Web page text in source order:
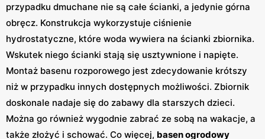
przypadku dmuchane nie są całe ścianki, a jedynie górna
obręcz. Konstrukcja wykorzystuje ciśnienie
hydrostatyczne, które woda wywiera na ścianki zbiornika.
Wskutek niego ścianki stają się usztywnione i napięte.
Montaż basenu rozporowego jest zdecydowanie krótszy
niż w przypadku innych dostępnych możliwości. Zbiornik
doskonale nadaje się do zabawy dla starszych dzieci.
Można go również wygodnie zabrać ze sobą na wakacje, a
także złożyć i schować. Co więcej, basen ogrodowy